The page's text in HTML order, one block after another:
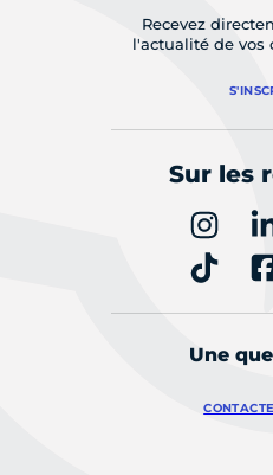
Recevez
l'actualité de vos
Sur les
Une